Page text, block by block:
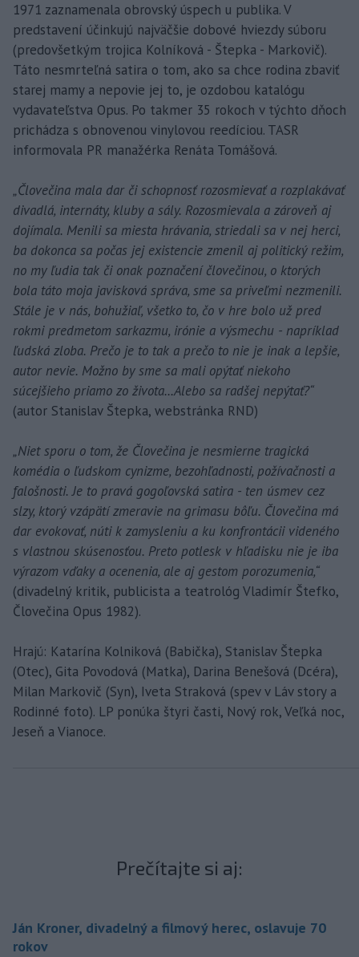
1971 zaznamenala obrovský úspech u publika. V
predstavení účinkujú najväčšie dobové hviezdy súboru
(predovšetkým trojica Kolníková - Štepka - Markovič).
Táto nesmrteľná satira o tom, ako sa chce rodina zbaviť
starej mamy a nepovie jej to, je ozdobou katalógu
vydavateľstva Opus. Po takmer 35 rokoch v týchto dňoch
prichádza s obnovenou vinylovou reedíciou. TASR
informovala PR manažérka Renáta Tomášová.
„Človečina mala dar či schopnosť rozosmievať a rozplakávať
divadlá, internáty, kluby a sály. Rozosmievala a zároveň aj
dojímala. Menili sa miesta hrávania, striedali sa v nej herci,
ba dokonca sa počas jej existencie zmenil aj politický režim,
no my ľudia tak či onak poznačení človečinou, o ktorých
bola táto moja javisková správa, sme sa priveľmi nezmenili.
Stále je v nás, bohužiaľ, všetko to, čo v hre bolo už pred
rokmi predmetom sarkazmu, irónie a výsmechu - napríklad
ľudská zloba. Prečo je to tak a prečo to nie je inak a lepšie,
autor nevie. Možno by sme sa mali opýtať niekoho
súcejšieho priamo zo života...Alebo sa radšej nepýtať?“
(autor Stanislav Štepka, webstránka RND)
„Niet sporu o tom, že Človečina je nesmierne tragická
komédia o ľudskom cynizme, bezohľadnosti, požívačnosti a
falošnosti. Je to pravá gogoľovská satira - ten úsmev cez
slzy, ktorý vzápätí zmeravie na grimasu bôľu. Človečina má
dar evokovať, núti k zamysleniu a ku konfrontácii videného
s vlastnou skúsenosťou. Preto potlesk v hľadisku nie je iba
výrazom vďaky a ocenenia, ale aj gestom porozumenia,“
(divadelný kritik, publicista a teatrológ Vladimír Štefko,
Človečina Opus 1982).
Hrajú: Katarína Kolniková (Babička), Stanislav Štepka
(Otec), Gita Povodová (Matka), Darina Benešová (Dcéra),
Milan Markovič (Syn), Iveta Straková (spev v Láv story a
Rodinné foto). LP ponúka štyri časti, Nový rok, Veľká noc,
Jeseň a Vianoce.
Prečítajte si aj:
Ján Kroner, divadelný a filmový herec, oslavuje 70
rokov